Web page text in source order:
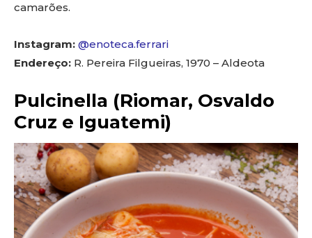
camarões.
Instagram: @enoteca.ferrari
Endereço: R. Pereira Filgueiras, 1970 – Aldeota
Pulcinella (Riomar, Osvaldo
Cruz e Iguatemi)